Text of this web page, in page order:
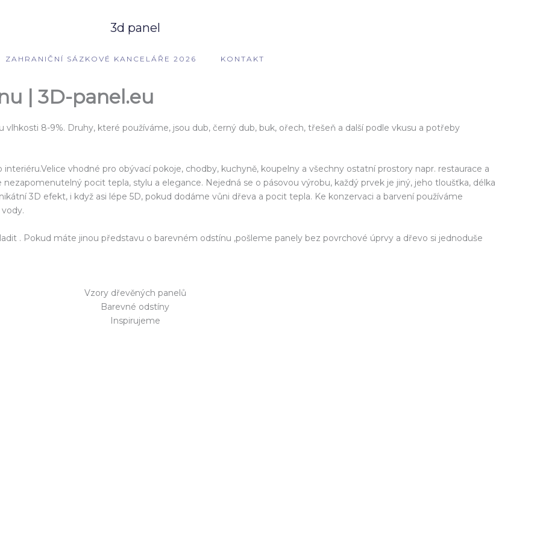
3d panel
ZAHRANIČNÍ SÁZKOVÉ KANCELÁŘE 2026 KONTAKT
| 3D-panel.eu
8-9%. Druhy, které používáme, jsou dub, černý dub, buk, ořech, třešeň a další podle vkusu a potřeby
vhodné pro obývací pokoje, chodby, kuchyně, koupelny a všechny ostatní prostory napr. restaurace a
pocit tepla, stylu a elegance. Nejedná se o pásovou výrobu, každý prvek je jiný, jeho tloušťka, délka
3D efekt, i když asi lépe 5D, pokud dodáme vůni dřeva a pocit tepla. Ke konzervaci a barvení používáme
. Pokud máte jinou představu o barevném odstínu ,pošleme panely bez povrchové úprvy a dřevo si jednoduše
Vzory dřevěných panelů
Barevné odstíny
Inspirujeme